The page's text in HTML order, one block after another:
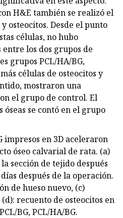
H&E también se realizó el
osteocitos. Desde el punto
células, no hubo
los dos grupos de
grupos PCL/HA/BG,
células de osteocitos y
mostraron una
el grupo de control. El
se contó en el grupo
impresos en 3D aceleraron
óseo calvarial de rata. (a)
sección de tejido después
después de la operación.
de hueso nuevo, (c)
recuento de osteocitos en
BG, PCL/HA/BG.